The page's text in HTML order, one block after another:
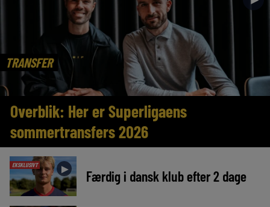
TRANSFER
Overblik: Her er Superligaens
sommertransfers 2026
EKSKLUSIVT ► Færdig i dansk klub efter 2 dage